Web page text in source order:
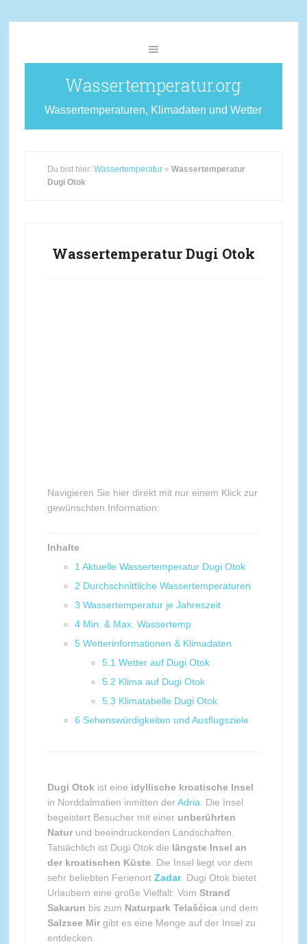
Wassertemperatur.org
Wassertemperaturen, Klimadaten und Wetter
Du bist hier: Wassertemperatur» Wassertemperatur
Dugi Otok
Wassertemperatur Dugi Otok
Navigieren Sie hier direkt mit nur einem Klick zur
gewünschten Information:
Inhalte
1 Aktuelle Wassertemperatur Dugi Otok
2 Durchschnittliche Wassertemperaturen
3 Wassertemperatur je Jahreszeit
4 Min. & Max. Wassertemp
5 Wetterinformationen & Klimadaten
5.1 Wetter auf Dugi Otok
5.2 Klima auf Dugi Otok
5.3 Klimatabelle Dugi Otok
6 Sehenswürdigkeiten und Ausflugsziele
Dugi Otok ist eine idyllische kroatische Insel
in Norddalmatien inmitten derAdria . Die Insel
begeistert Besucher mit einer unberührten
Naturund beeindruckenden Landschaften.
Tatsächlich ist Dugi Otok die längste Insel an
der kroatischen Küste . Die Insel liegt vor dem
sehr beliebten Ferienort Zadar. Dugi Otok bietet
Urlaubern eine große Vielfalt: Vom Strand
Sakarun bis zum Naturpark Telašćicaund dem
Salzsee Mirgibt es eine Menge auf der Insel zu
entdecken.